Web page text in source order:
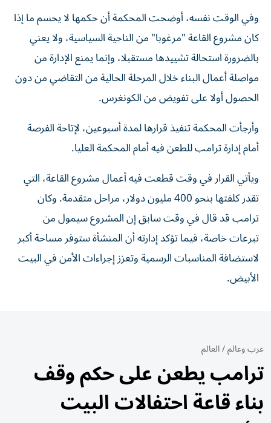
وفي الوقت نفسه، أوضحت المحكمة أن حكمها لا يحسم ما إذا
كان مشروع القاعة "مرغوبا" من الناحية السياسية، ولا يعني
بالضرورة استحالة تشييدها مستقبلا، وإنما يمنع الإدارة من
مواصلة أعمال البناء خلال المرحلة الحالية من التقاضي من دون
الحصول أولا على تفويض من الكونغرس.
وأرجأت المحكمة تنفيذ قرارها لمدة أسبوعين، لإتاحة الفرصة
أمام إدارة ترامب للطعن فيه أمام المحكمة العليا.
ويأتي القرار في وقت قطعت فيه أعمال مشروع القاعة، التي
تقدر كلفتها بنحو 400 مليون دولار، مراحل متقدمة. وكان
ترامب قد قال في وقت سابق إن المشروع سيمول من
تبرعات خاصة، فيما تؤكد إدارته أن المنشأة ستوفر مساحة أكبر
لاستضافة المناسبات الرسمية وتعزز إجراءات الأمن في البيت
الأبيض.
عرب وعالم/العالم
ترامب يطعن على حكم وقف
بناء قاعة احتفالات البيت